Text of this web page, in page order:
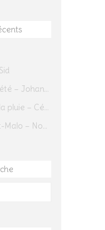
Face à l’éco-anxiété – Johannes Herrmann
Son odeur après la pluie – Cédric Sapin-Defour
Escapade à Saint-Malo – Novembre 2025 – Jour 1